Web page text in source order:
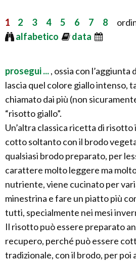
1 2 3 4 5 6 7 8
alfabetico
data
prosegui ..., ossia con l’aggiunta
lascia quel colore giallo intenso,
chiamato dai più (non
“risotto giallo”.
Un’altra classica ricetta di
cotto soltanto con il brodo
qualsiasi brodo preparato, per
carattere molto leggere ma
nutriente, viene cucinato per
minestrina e fare un piatto più
tutti, specialmente nei mesi
Il risotto può essere preparato
recupero, perché può essere
tradizionale, con il brodo, per poi